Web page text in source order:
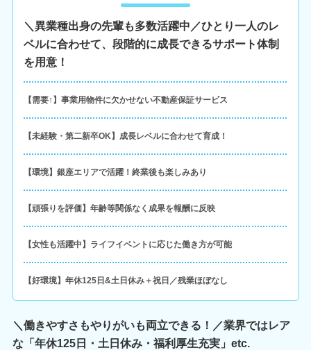
＼異業種出身の先輩も多数活躍中／ひとり一人のレ
ベルに合わせて、段階的に成長できるサポート体制
を用意！
【需要↑】事業用物件に欠かせない不動産保証サービス
【未経験・第二新卒OK】成長レベルに合わせて育成！
【環境】銀座エリアで活躍！終業後も楽しみあり
【頑張りを評価】年齢等関係なく成果を報酬に反映
【女性も活躍中】ライフイベントに応じた働き方が可能
【好環境】年休125日&土日休み＋祝日／残業ほぼなし
＼働きやすさもやりがいも両立できる！／業界ではレア
な「年休125日・土日休み・福利厚生充実」etc.